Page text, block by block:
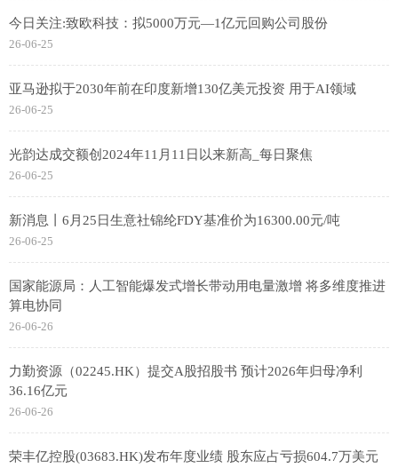
今日关注:致欧科技：拟5000万元—1亿元回购公司股份
26-06-25
亚马逊拟于2030年前在印度新增130亿美元投资 用于AI领域
26-06-25
光韵达成交额创2024年11月11日以来新高_每日聚焦
26-06-25
新消息丨6月25日生意社锦纶FDY基准价为16300.00元/吨
26-06-25
国家能源局：人工智能爆发式增长带动用电量激增 将多维度推进
算电协同
26-06-26
力勤资源（02245.HK）提交A股招股书 预计2026年归母净利
36.16亿元
26-06-26
荣丰亿控股(03683.HK)发布年度业绩 股东应占亏损604.7万美元